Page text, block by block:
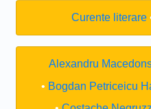
Curente literare
Alexandru
Bogdan Petriceicu